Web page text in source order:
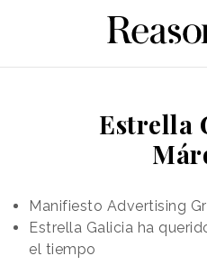
Estrella
Manifiesto Advertising
Estrella Galicia ha
el tiempo